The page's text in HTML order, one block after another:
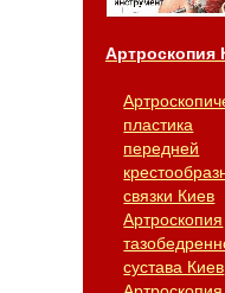
Артроскопия
пластика
передней
связки Киев
Артроскопия
сустава Киев